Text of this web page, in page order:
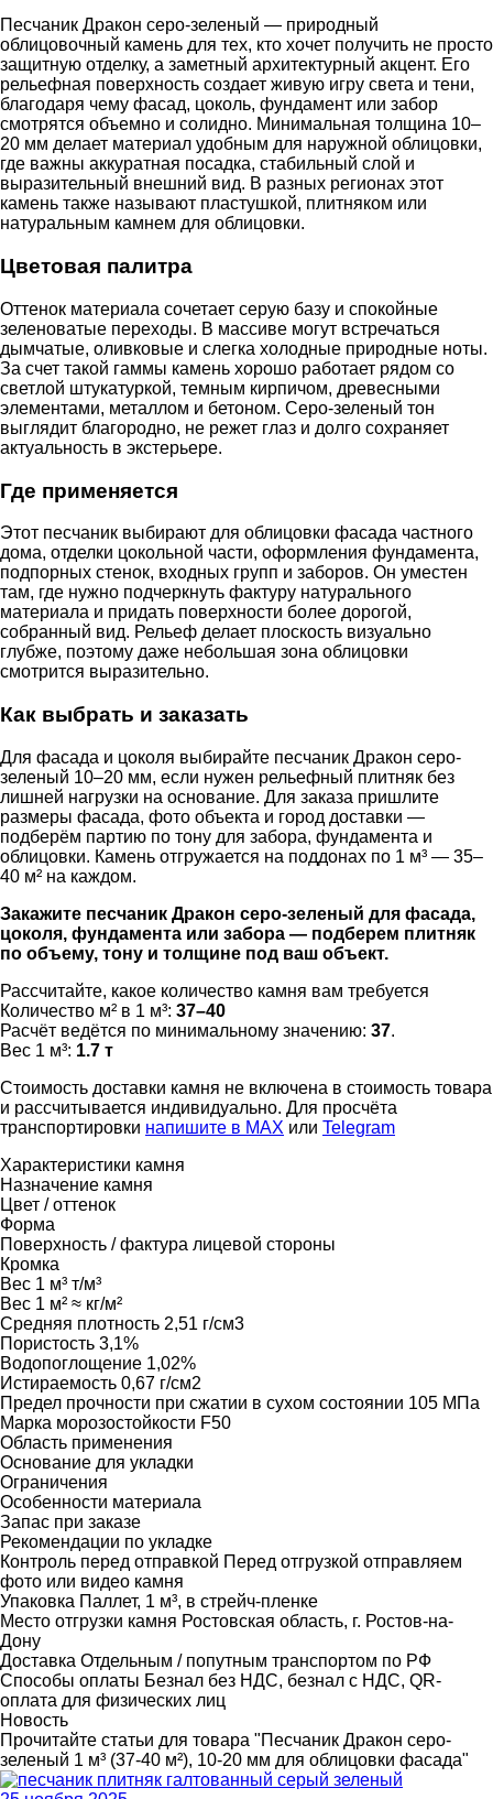
Песчаник Дракон серо-зеленый — природный
облицовочный камень для тех, кто хочет получить не просто
защитную отделку, а заметный архитектурный акцент. Его
рельефная поверхность создает живую игру света и тени,
благодаря чему фасад, цоколь, фундамент или забор
смотрятся объемно и солидно. Минимальная толщина 10–
20 мм делает материал удобным для наружной облицовки,
где важны аккуратная посадка, стабильный слой и
выразительный внешний вид. В разных регионах этот
камень также называют пластушкой, плитняком или
натуральным камнем для облицовки.
Цветовая палитра
Оттенок материала сочетает серую базу и спокойные
зеленоватые переходы. В массиве могут встречаться
дымчатые, оливковые и слегка холодные природные ноты.
За счет такой гаммы камень хорошо работает рядом со
светлой штукатуркой, темным кирпичом, древесными
элементами, металлом и бетоном. Серо-зеленый тон
выглядит благородно, не режет глаз и долго сохраняет
актуальность в экстерьере.
Где применяется
Этот песчаник выбирают для облицовки фасада частного
дома, отделки цокольной части, оформления фундамента,
подпорных стенок, входных групп и заборов. Он уместен
там, где нужно подчеркнуть фактуру натурального
материала и придать поверхности более дорогой,
собранный вид. Рельеф делает плоскость визуально
глубже, поэтому даже небольшая зона облицовки
смотрится выразительно.
Как выбрать и заказать
Для фасада и цоколя выбирайте песчаник Дракон серо-
зеленый 10–20 мм, если нужен рельефный плитняк без
лишней нагрузки на основание. Для заказа пришлите
размеры фасада, фото объекта и город доставки —
подберём партию по тону для забора, фундамента и
облицовки. Камень отгружается на поддонах по 1 м³ — 35–
40 м² на каждом.
Закажите песчаник Дракон серо-зеленый для фасада,
цоколя, фундамента или забора — подберем плитняк
по объему, тону и толщине под ваш объект.
Рассчитайте, какое количество камня вам требуется
Количество м² в 1 м³: 37–40
Расчёт ведётся по минимальному значению: 37.
Вес 1 м³: 1.7 т
Стоимость доставки камня не включена в стоимость товара
и рассчитывается индивидуально. Для просчёта
транспортировки напишите в MAX или Telegram
Характеристики камня
Назначение камня
Цвет / оттенок
Форма
Поверхность / фактура лицевой стороны
Кромка
Вес 1 м³ т/м³
Вес 1 м² ≈ кг/м²
Средняя плотность 2,51 г/см3
Пористость 3,1%
Водопоглощение 1,02%
Истираемость 0,67 г/см2
Предел прочности при сжатии в сухом состоянии 105 МПа
Марка морозостойкости F50
Область применения
Основание для укладки
Ограничения
Особенности материала
Запас при заказе
Рекомендации по укладке
Контроль перед отправкой Перед отгрузкой отправляем
фото или видео камня
Упаковка Паллет, 1 м³, в стрейч-пленке
Место отгрузки камня Ростовская область, г. Ростов-на-
Дону
Доставка Отдельным / попутным транспортом по РФ
Способы оплаты Безнал без НДС, безнал с НДС, QR-
оплата для физических лиц
Новость
Прочитайте статьи для товара "Песчаник Дракон серо-
зеленый 1 м³ (37-40 м²), 10-20 мм для облицовки фасада"